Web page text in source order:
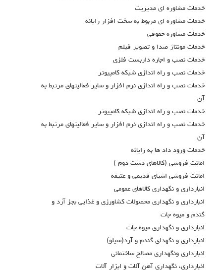
خدمات مشاوره اي مديريت
خدمات مشاوره اي مربوط به سخت افزار رايانه
خدمات مشاوره حقوقي
خدمات مونتاژ صدا و تصوير فيلم
خدمات نصب و اجاره داربست فلزي
خدمات نصب و راه اندازي شبکه کامپيوتر
خدمات نصب و راه اندازي نرم افزار و ساير فعاليتهاي مرتبط به
آن
خدمات نصب و راه اندازی شبکه کامپیوتر
خدمات نصب و راه اندازی نرم افزار و ساير فعاليتهاي مرتبط به
آن
خدمات ورود داد ها به رايانه
امانت فروشي (كالاهاي دست دوم )
امانت فروشي اشياي قديمي و عتيقه
انبارداري و نگهداري كالاهاي عمومي
انبارداري و نگهداري محصولات كشاورزي و غذايي بجز آرد و
گندم و ميوه جات
انبارداري و نگهداري ميوه جات
انبارداري و نگهداي گندم و آرد(سيلو)
انبارداري ونگهداري مصالح ساختماني
انبارداري، نگهداري آهن آلات و ابزار آلات